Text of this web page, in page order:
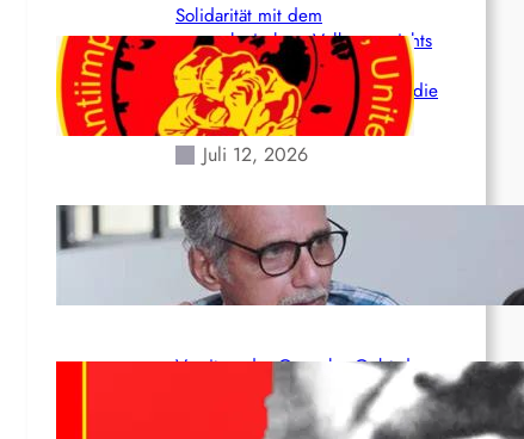
Solidarität mit dem
venezolanischem Volk angesichts
der verlorenen Leben und der
katastrophalen Situation durch die
Erdbeben des 24. Juni!
Juli 12, 2026
Indien: „Die Politik der
Kapitulation“ von K. Murali (Ajith)
Juli 1, 2026
Vorsitzender Gonzalo: Gebt das
Leben für die Partei und die